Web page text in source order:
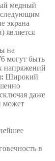
медный
экрана
является
на
могут быть
напряжений
Широкий
даже
может
в